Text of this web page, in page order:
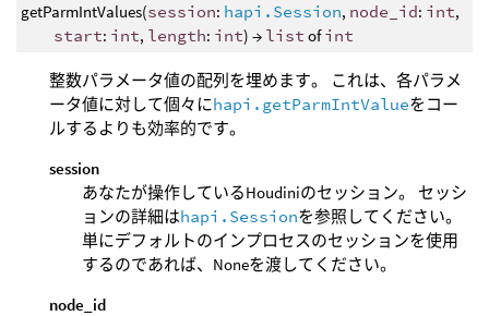
getParmIntValues(session: hapi.Session, node_id: int,
start: int, length: int) → list ofint
整数パラメータ値の配列を埋めます。 これは、各パラメ
ータ値に対して個々にhapi.getParmIntValueをコー
ルするよりも効率的です。
session
あなたが操作しているHoudiniのセッション。 セッシ
ョンの詳細はhapi.Sessionを参照してください。
単にデフォルトのインプロセスのセッションを使用
するのであれば、Noneを渡してください。
node_id